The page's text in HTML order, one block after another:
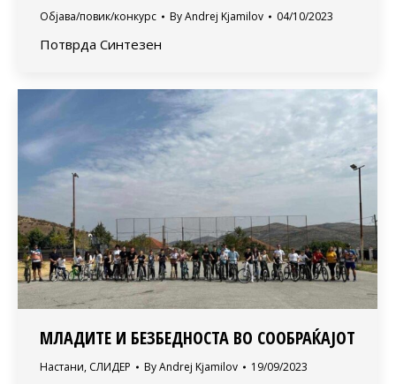
Објава/повик/конкурс ByAndrej Kjamilov 04/10/2023
Потврда Синтезен
МЛАДИТЕ И БЕЗБЕДНОСТА ВО СООБРАЌАЈОТ
Настани, СЛИДЕР ByAndrej Kjamilov 19/09/2023